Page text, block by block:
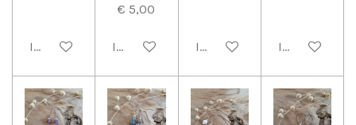
In winkelwagen
€ 5,00
In winkelwagenIn winkelwagenIn